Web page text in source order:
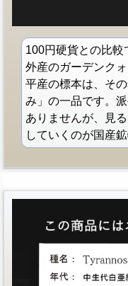
100円硬貨との比
外産のガーデンク
平産の標本は、そ
み」の一品です。
ありませんが、見
していくのが国産